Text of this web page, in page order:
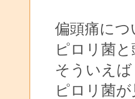
偏頭痛に
ピロリ菌
そういえ
ピロリ菌